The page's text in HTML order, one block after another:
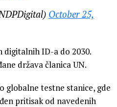
October 25,
digitalnih ID-a do 2030.
država članica UN.
globalne testne stanice, gde
pritisak od navedenih